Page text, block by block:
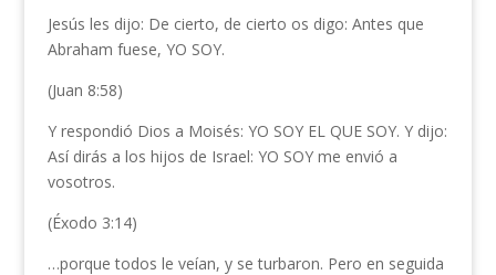
Jesús les dijo: De cierto, de cierto os digo: Antes que
Abraham fuese, YO SOY.
(Juan 8:58)
Y respondió Dios a Moisés: YO SOY EL QUE SOY. Y dijo:
Así dirás a los hijos de Israel: YO SOY me envió a
vosotros.
(Éxodo 3:14)
…porque todos le veían, y se turbaron. Pero en seguida